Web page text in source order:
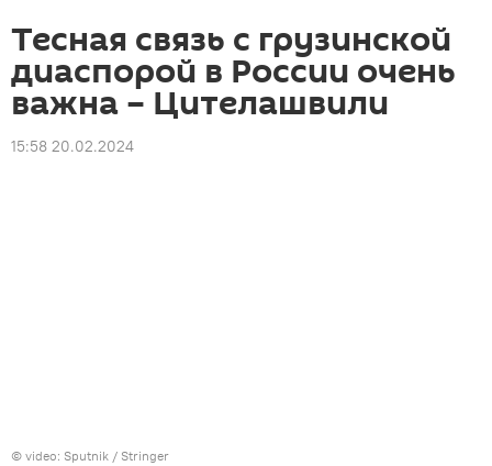
Тесная связь с грузинской
диаспорой в России очень
важна – Цителашвили
15:58 20.02.2024
© video: Sputnik / Stringer